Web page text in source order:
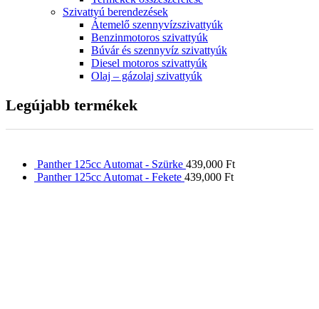
Szivattyú berendezések
Átemelő szennyvízszivattyúk
Benzinmotoros szivattyúk
Búvár és szennyvíz szivattyúk
Diesel motoros szivattyúk
Olaj – gázolaj szivattyúk
Legújabb termékek
Panther 125cc Automat - Szürke 439,000 Ft
Panther 125cc Automat - Fekete 439,000 Ft